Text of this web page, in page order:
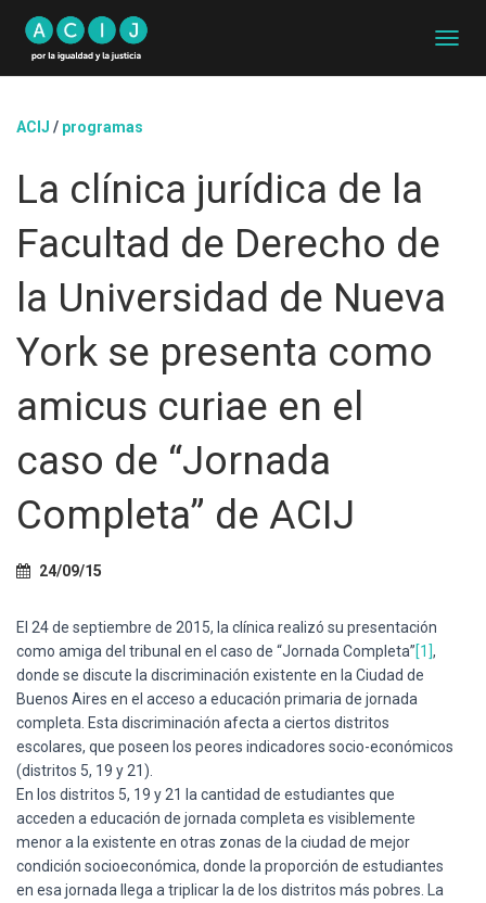
A
ACIJ / programas
La clínica jurídica de la
Facultad de Derecho de
la Universidad de Nueva
York se presenta como
amicus curiae en el
caso de “Jornada
Completa” de ACIJ
24/09/15
El 24 de septiembre de 2015, la clínica realizó su presentación
como amiga del tribunal en el caso de “Jornada Completa”[1],
donde se discute la discriminación existente en la Ciudad de
Buenos Aires en el acceso a educación primaria de jornada
completa. Esta discriminación afecta a ciertos distritos
escolares, que poseen los peores indicadores socio-económicos
(distritos 5, 19 y 21).
En los distritos 5, 19 y 21 la cantidad de estudiantes que
acceden a educación de jornada completa es visiblemente
menor a la existente en otras zonas de la ciudad de mejor
condición socioeconómica, donde la proporción de estudiantes
en esa jornada llega a triplicar la de los distritos más pobres. La